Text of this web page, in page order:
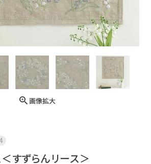
画像拡大
すずらんリース＞